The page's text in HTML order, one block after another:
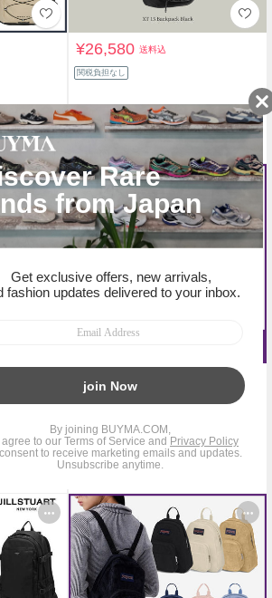
¥26,580送料込
関税負担なし
Salomon
PERSONAL SHOPPER
¥7,150
48%OFF
THE NORTH FACE
PERSONAL SHOPPER